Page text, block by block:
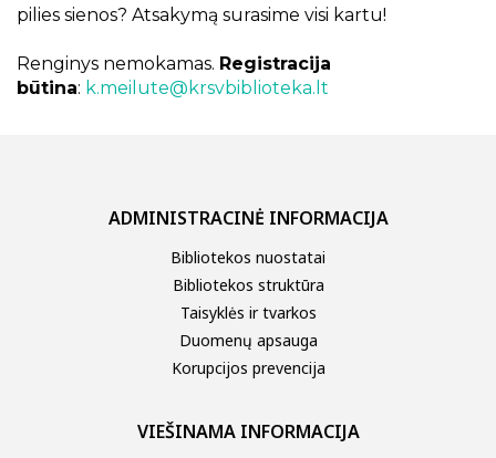
pilies sienos? Atsakymą surasime visi kartu!
Renginys nemokamas. Registracija
būtina: k.meilute@krsvbiblioteka.lt
ADMINISTRACINĖ INFORMACIJA
Bibliotekos nuostatai
Bibliotekos struktūra
Taisyklės ir tvarkos
Duomenų apsauga
Korupcijos prevencija
VIEŠINAMA INFORMACIJA